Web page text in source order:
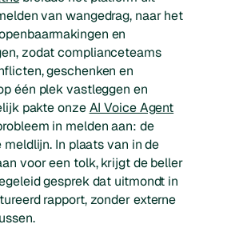
van wangedrag, naar het
en
zodat complianceteams
geschenken en
één plek vastleggen en
pakte onzeAI Voice Agent
in melden aan: de
In plaats van in de
voor een tolk, krijgt de beller
gesprek dat uitmondt in
rapport, zonder externe